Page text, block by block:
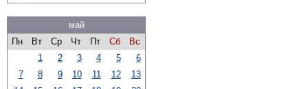
май
Пн
Вт Ср Чт Пт Сб
Вс
1
2 3 4 5
6
7
8 9 10 11 12
13